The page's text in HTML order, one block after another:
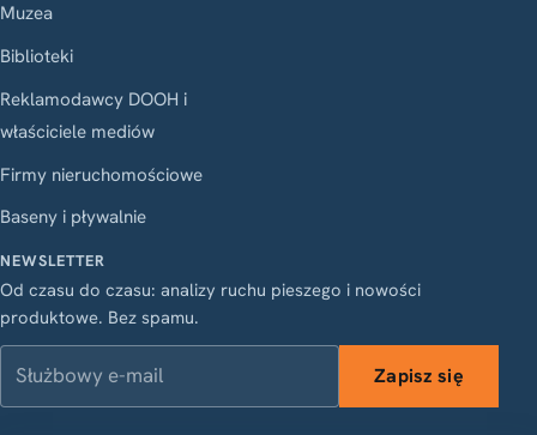
Muzea
Biblioteki
Reklamodawcy DOOH i
właściciele mediów
Firmy nieruchomościowe
Baseny i pływalnie
NEWSLETTER
Od czasu do czasu: analizy ruchu pieszego i nowości
produktowe. Bez spamu.
Zapisz się